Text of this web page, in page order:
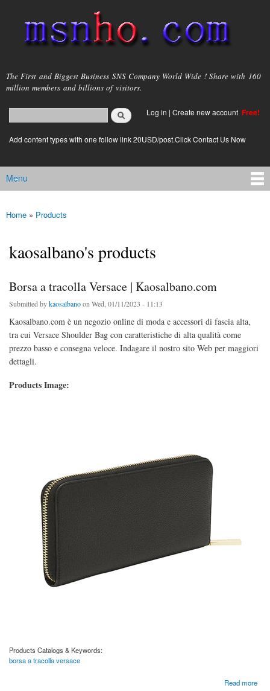
main
content
msnho.com
The First and Biggest Business SNS Company World Wide ! Share with 160
million members and billions of visitors.
Search form
login link
Log in | Create new account Free!
Add content types with one follow link 20USD/post.Click Contact Us Now
Main menu
Menu
You are here
Home » Products
kaosalbano's products
Borsa a tracolla Versace | Kaosalbano.com
Submitted bykaosalbanoon Wed, 01/11/2023 - 11:13
Kaosalbano.com è un negozio online di moda e accessori di fascia alta,
tra cui Versace Shoulder Bag con caratteristiche di alta qualità come
prezzo basso e consegna veloce. Indagare il nostro sito Web per maggiori
dettagli.
Products Image:
Products Catalogs & Keywords:
borsa a tracolla versace
Read more